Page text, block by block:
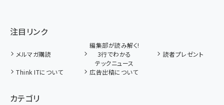
注目リンク
メルマガ購読
編集部が読み解く!
3行でわかる
テックニュース
読者プレゼント
Think ITについて 広告出稿について
カテゴリ